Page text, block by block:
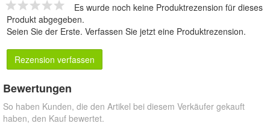
Es wurde noch keine Produktrezension für dieses
Produkt abgegeben.
Seien Sie der Erste. Verfassen Sie jetzt eine Produktrezension.
Rezension verfassen
Bewertungen
So haben Kunden, die den Artikel bei diesem Verkäufer gekauft
haben, den Kauf bewertet.